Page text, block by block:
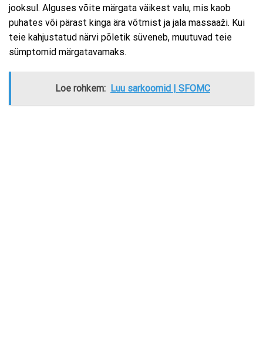
jooksul. Alguses võite märgata väikest valu, mis kaob
puhates või pärast kinga ära võtmist ja jala massaaži. Kui
teie kahjustatud närvi põletik süveneb, muutuvad teie
sümptomid märgatavamaks.
Loe rohkem: Luu sarkoomid | SFOMC